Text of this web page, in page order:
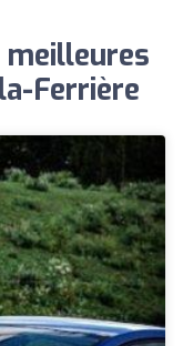
Ferrière